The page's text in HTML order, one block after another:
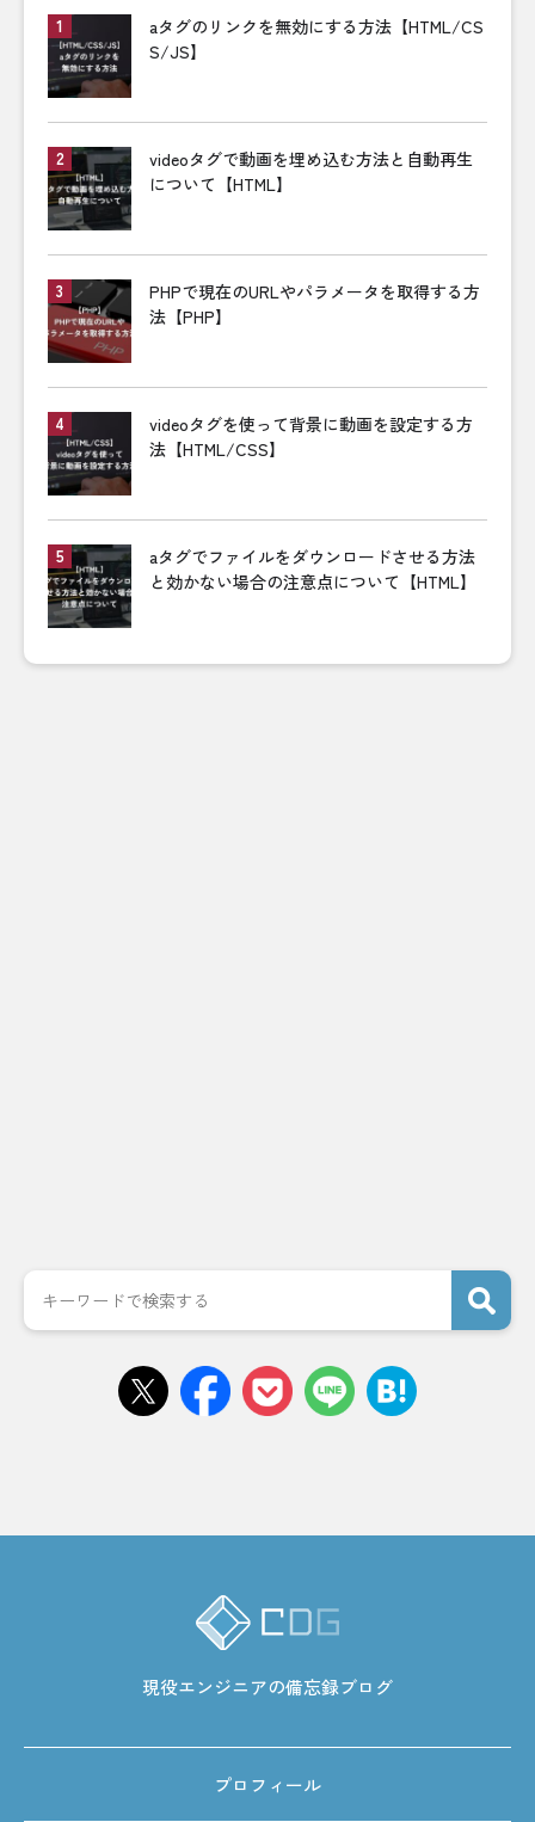
aタグのリンクを無効にする方法【HTML/CS
S/JS】
videoタグで動画を埋め込む方法と自動再生
について【HTML】
PHPで現在のURLやパラメータを取得する方
法【PHP】
videoタグを使って背景に動画を設定する方
法【HTML/CSS】
aタグでファイルをダウンロードさせる方法
と効かない場合の注意点について【HTML】
現役エンジニアの備忘録ブログ
プロフィール